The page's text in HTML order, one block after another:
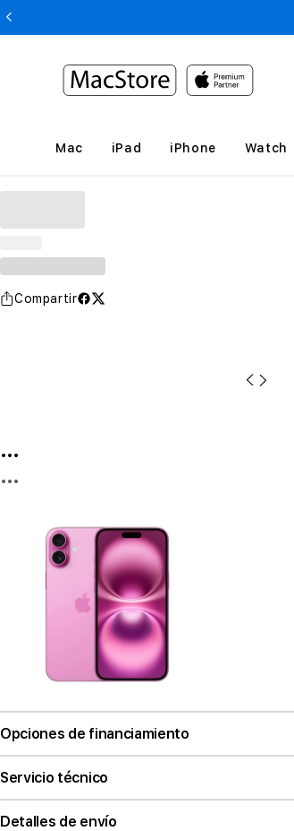
Mac iPad iPhone Watch
Compartir
...
...
Opciones de financiamiento
Servicio técnico
Detalles de envío